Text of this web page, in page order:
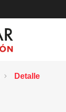
Detalle